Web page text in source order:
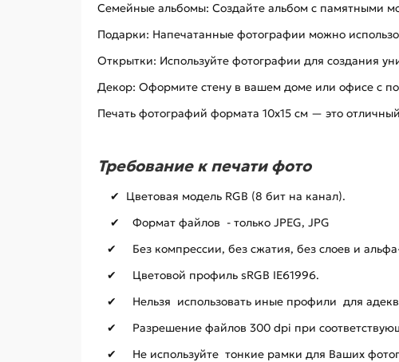
Семейные альбомы: Создайте альбом с памятными
Подарки: Напечатанные фотографии можно
Открытки: Используйте фотографии для создания
Декор: Оформите стену в вашем доме или офисе с
Печать фотографий формата 10x15 см — это
Требование к печати фото
✔ Цветовая модель RGB (8 бит на канал).
✔ Формат файлов - только JPEG, JPG
✔ Без компрессии, без сжатия, без слоев и
✔ Цветовой профиль sRGB IE61996.
✔ Нельзя использовать иные профили для
✔ Разрешение файлов 300 dpi при
✔ Не используйте тонкие рамки для Ваших